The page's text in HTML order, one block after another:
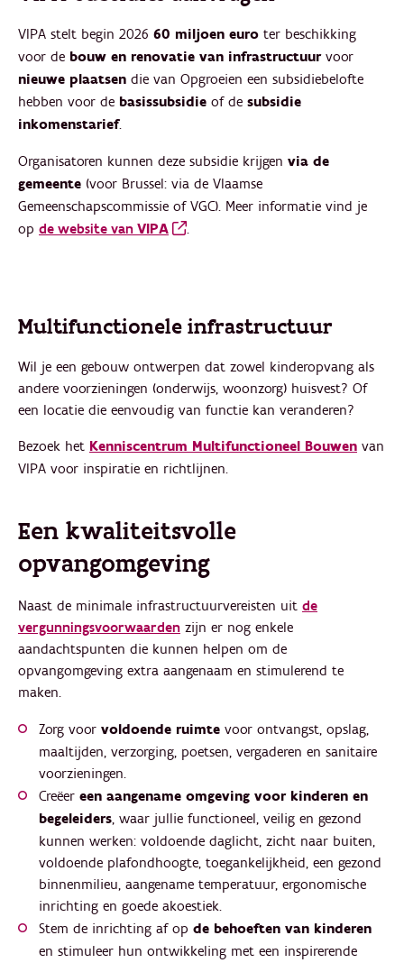
VIPA stelt begin 2026 60 miljoen euro ter beschikking
voor de bouw en renovatie van infrastructuurvoor
nieuwe plaatsen die van Opgroeien een subsidiebelofte
hebben voor de basissubsidie of de subsidie
inkomenstarief.
Organisatoren kunnen deze subsidie krijgen via de
gemeente (voor Brussel: via de Vlaamse
Gemeenschapscommissie of VGC). Meer informatie vind je
op de website van VIPA .
Multifunctionele infrastructuur
Wil je een gebouw ontwerpen dat zowel kinderopvang als
andere voorzieningen (onderwijs, woonzorg) huisvest? Of
een locatie die eenvoudig van functie kan veranderen?
Bezoek het Kenniscentrum Multifunctioneel Bouwen van
VIPA voor inspiratie en richtlijnen.
Een kwaliteitsvolle
opvangomgeving
Naast de minimale infrastructuurvereisten uit de
vergunningsvoorwaarden zijn er nog enkele
aandachtspunten die kunnen helpen om de
opvangomgeving extra aangenaam en stimulerend te
maken.
Zorg voor voldoende ruimte voor ontvangst, opslag,
maaltijden, verzorging, poetsen, vergaderen en sanitaire
voorzieningen.
Creëer een aangename omgeving voor kinderen en
begeleiders, waar jullie functioneel, veilig en gezond
kunnen werken: voldoende daglicht, zicht naar buiten,
voldoende plafondhoogte, toegankelijkheid, een gezond
binnenmilieu, aangename temperatuur, ergonomische
inrichting en goede akoestiek.
Stem de inrichting af op de behoeften van kinderen
en stimuleer hun ontwikkeling met een inspirerende